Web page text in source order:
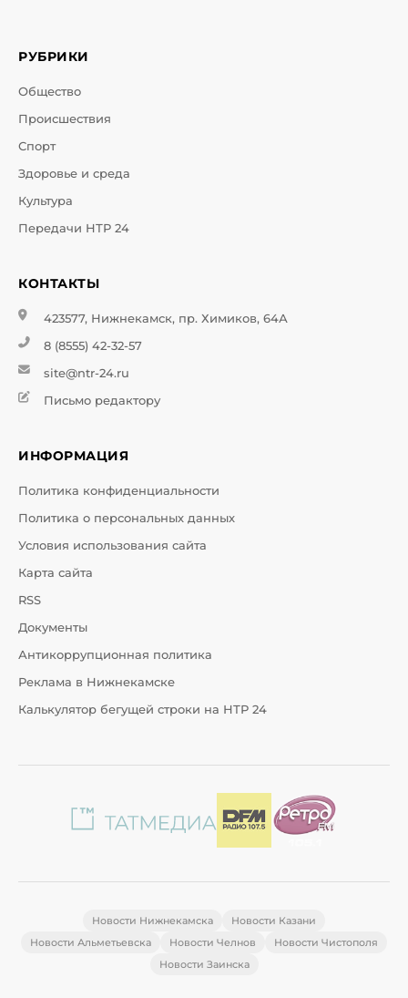
РУБРИКИ
Общество
Происшествия
Спорт
Здоровье и среда
Культура
Передачи НТР 24
КОНТАКТЫ
423577, Нижнекамск, пр. Химиков, 64А
8 (8555) 42-32-57
site@ntr-24.ru
Письмо редактору
ИНФОРМАЦИЯ
Политика конфиденциальности
Политика о персональных данных
Условия использования сайта
Карта сайта
RSS
Документы
Антикоррупционная политика
Реклама в Нижнекамске
Калькулятор бегущей строки на НТР 24
Новости Нижнекамска
Новости Казани
Новости Альметьевска
Новости Челнов
Новости Чистополя
Новости Заинска